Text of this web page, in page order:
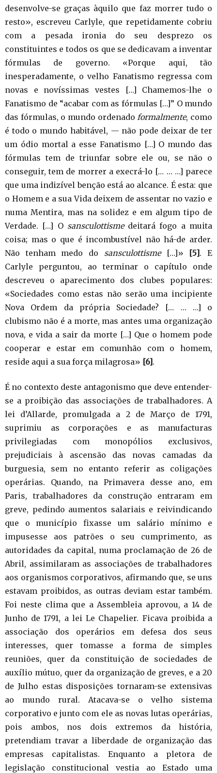
desenvolve-se graças àquilo que faz morrer tudo o
resto», escreveu Carlyle, que repetidamente cobriu
com a pesada ironia do seu desprezo os
constituintes e todos os que se dedicavam a inventar
fórmulas de governo. «Porque aqui, tão
inesperadamente, o velho Fanatismo regressa com
novas e novíssimas vestes […] Chamemos-lhe o
Fanatismo de “acabar com as fórmulas […]” O mundo
das fórmulas, o mundo ordenado formalmente, como
é todo o mundo habitável, — não pode deixar de ter
um ódio mortal a esse Fanatismo […] O mundo das
fórmulas tem de triunfar sobre ele ou, se não o
conseguir, tem de morrer a execrá-lo [… … …] parece
que uma indizível benção está ao alcance. É esta: que
o Homem e a sua Vida deixem de assentar no vazio e
numa Mentira, mas na solidez e em algum tipo de
Verdade. […] O sansculottismedeitará fogo a muita
coisa; mas o que é incombustível não há-de arder.
Não tenham medo do sansculottisme[…]» [5]. E
Carlyle perguntou, ao terminar o capítulo onde
descreveu o aparecimento dos clubes populares:
«Sociedades como estas não serão uma incipiente
Nova Ordem da própria Sociedade? [… … …] o
clubismo não é a morte, mas antes uma organização
nova, e vida a sair da morte […] Que o homem pode
cooperar e estar em comunhão com o homem,
reside aqui a sua força milagrosa» [6].
É no contexto deste antagonismo que deve entender-
se a proibição das associações de trabalhadores. A
lei d’Allarde, promulgada a 2 de Março de 1791,
suprimiu as corporações e as manufacturas
privilegiadas com monopólios exclusivos,
prejudiciais à ascensão das novas camadas da
burguesia, sem no entanto referir as coligações
operárias. Quando, na Primavera desse ano, em
Paris, trabalhadores da construção entraram em
greve, pedindo aumentos salariais e reivindicando
que o município fixasse um salário mínimo e
impusesse aos patrões o seu cumprimento, as
autoridades da capital, numa proclamação de 26 de
Abril, assimilaram as associações de trabalhadores
aos organismos corporativos, afirmando que, se uns
estavam proibidos, as outras deviam estar também.
Foi neste clima que a Assembleia aprovou, a 14 de
Junho de 1791, a lei Le Chapelier. Ficava proibida a
associação dos operários em defesa dos seus
interesses, quer tomasse a forma de simples
reuniões, quer da constituição de sociedades de
auxílio mútuo, quer da organização de greves, e a 20
de Julho estas disposições tornaram-se extensivas
ao mundo rural. Atacava-se o velho sistema
corporativo e junto com ele as novas lutas operárias,
pois ambos, nos dois extremos da história,
pretendiam travar a liberdade de organização das
empresas capitalistas. Enquanto a pletora de
legislação constitucional vestia ao Estado uma